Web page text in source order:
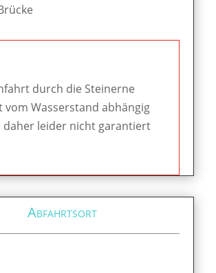
durch die Steinerne
vom Wasserstand abhängig
daher leider nicht garantiert
Abfahrtsort